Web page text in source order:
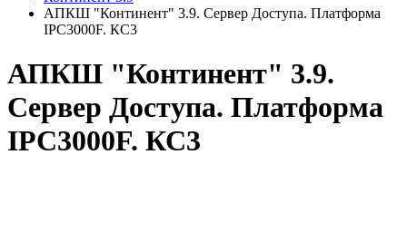
АПКШ "Континент" 3.9. Сервер Доступа. Платформа
IPC3000F. КС3
АПКШ "Континент" 3.9.
Сервер Доступа. Платформа
IPC3000F. КС3